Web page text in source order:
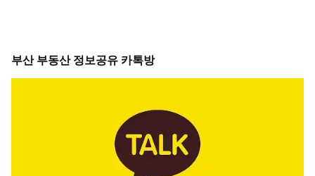
부산 부동산 정보공유 카톡방